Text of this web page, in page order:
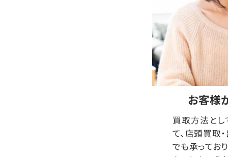
お客様
買取方法と
て、店頭買取
でも承ってお